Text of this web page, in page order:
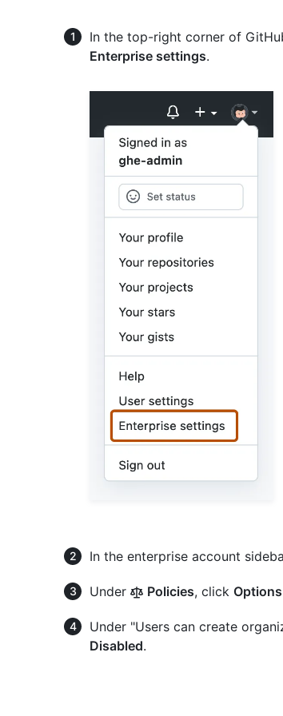
In the top-right corner of
Enterprise settings.
In the enterprise account
Under Policies, click Options
Under "Users can create
Disabled.